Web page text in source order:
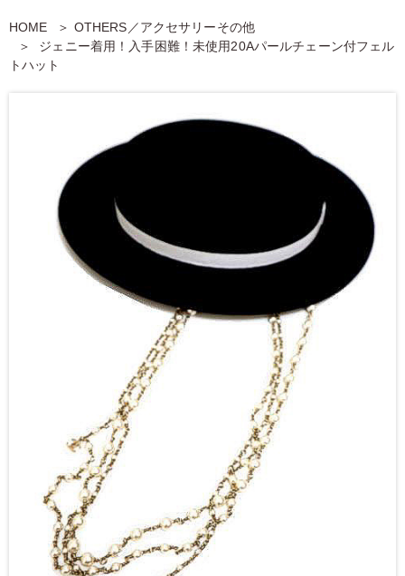
HOME
OTHERS／アクセサリーその他
ジェニー着用！入手困難！未使用20Aパールチェーン付フェル
トハット